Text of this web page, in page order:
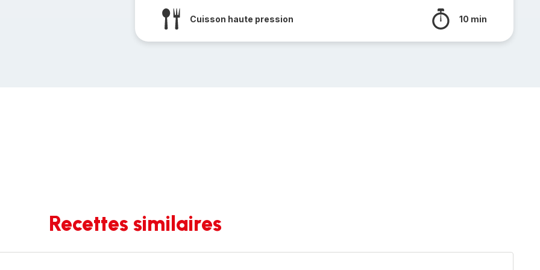
Cuisson haute pression 10 min
Recettes similaires